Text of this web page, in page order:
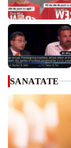
SANATATE